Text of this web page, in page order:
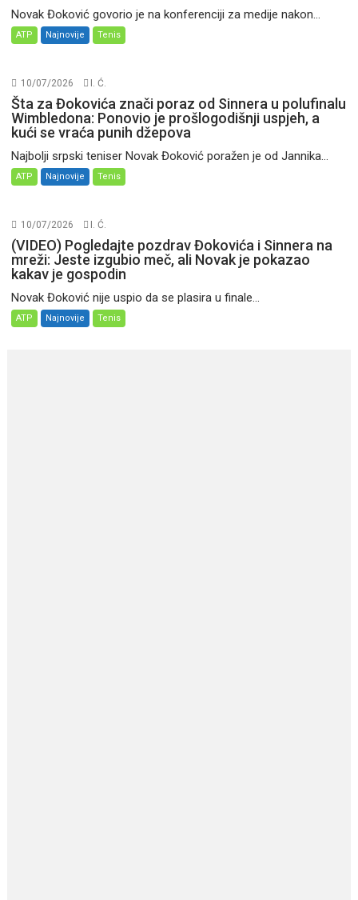
Novak Đoković govorio je na konferenciji za medije nakon...
ATP Najnovije Tenis
10/07/2026 I. Ć.
Šta za Đokovića znači poraz od Sinnera u polufinalu
Wimbledona: Ponovio je prošlogodišnji uspjeh, a
kući se vraća punih džepova
Najbolji srpski teniser Novak Đoković poražen je od Jannika...
ATP Najnovije Tenis
10/07/2026 I. Ć.
(VIDEO) Pogledajte pozdrav Đokovića i Sinnera na
mreži: Jeste izgubio meč, ali Novak je pokazao
kakav je gospodin
Novak Đoković nije uspio da se plasira u finale...
ATP Najnovije Tenis